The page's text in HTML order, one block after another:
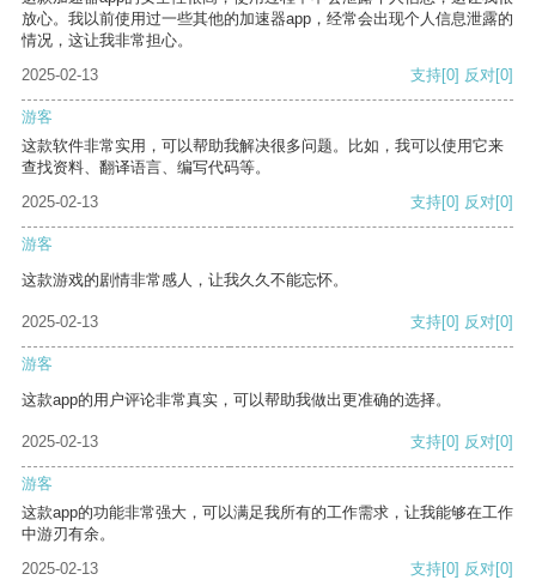
放心。我以前使用过一些其他的加速器app，经常会出现个人信息泄露的
情况，这让我非常担心。
2025-02-13
支持[0] 反对[0]
游客
这款软件非常实用，可以帮助我解决很多问题。比如，我可以使用它来
查找资料、翻译语言、编写代码等。
2025-02-13
支持[0] 反对[0]
游客
这款游戏的剧情非常感人，让我久久不能忘怀。
2025-02-13 支持[0] 反对[0]
游客
这款app的用户评论非常真实，可以帮助我做出更准确的选择。
2025-02-13 支持[0] 反对[0]
游客
这款app的功能非常强大，可以满足我所有的工作需求，让我能够在工作
中游刃有余。
2025-02-13
支持[0] 反对[0]